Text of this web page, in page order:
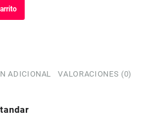
ADICIONAL VALORACIONES (0)